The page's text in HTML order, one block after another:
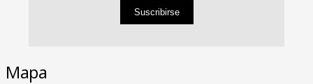
Suscribirse
Mapa